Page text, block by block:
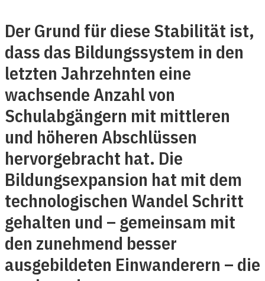
Der Grund für diese Stabilität ist,
dass das Bildungssystem in den
letzten Jahrzehnten eine
wachsende Anzahl von
Schulabgängern mit mittleren
und höheren Abschlüssen
hervorgebracht hat. Die
Bildungsexpansion hat mit dem
technologischen Wandel Schritt
gehalten und – gemeinsam mit
den zunehmend besser
ausgebildeten Einwanderern – die